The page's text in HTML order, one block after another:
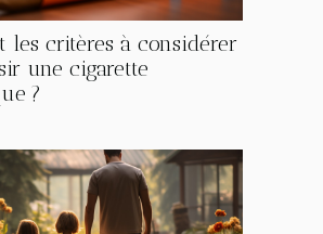
les critères à considérer
une cigarette
?